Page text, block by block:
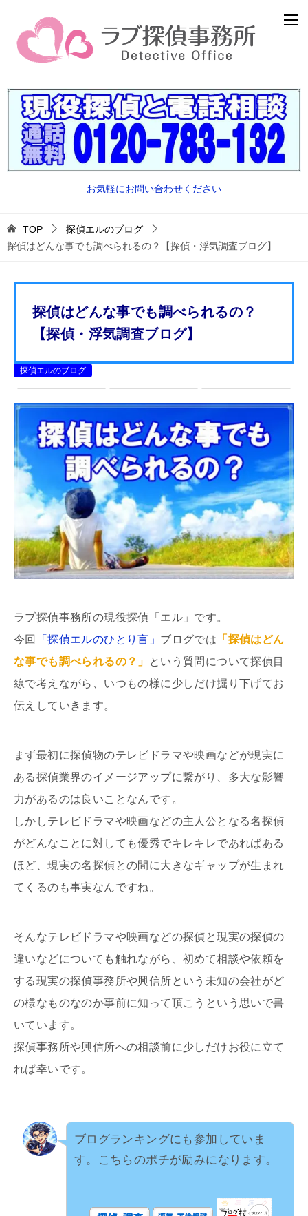
お気軽にお問い合わせください
TOP
探偵エルのブログ
探偵はどんな事でも調べられるの？【探偵・浮気調査ブログ】
探偵はどんな事でも調べられるの？
【探偵・浮気調査ブログ】
探偵エルのブログ
ラブ探偵事務所の現役探偵「エル」です。
今回
「探偵エルのひとり言」 ブログでは 「探偵はどん
な事でも調べられるの？」
という質問について探偵目
線で考えながら、いつもの様に少しだけ掘り下げてお
伝えしていきます。
まず最初に探偵物のテレビドラマや映画などが現実に
ある探偵業界のイメージアップに繋がり、多大な影響
力があるのは良いことなんです。
しかしテレビドラマや映画などの主人公となる名探偵
がどんなことに対しても優秀でキレキレであればある
ほど、現実の名探偵との間に大きなギャップが生まれ
てくるのも事実なんですね。
そんなテレビドラマや映画などの探偵と現実の探偵の
違いなどについても触れながら、初めて相談や依頼を
する現実の探偵事務所や興信所という未知の会社がど
の様なものなのか事前に知って頂こうという思いで書
いています。
探偵事務所や興信所への相談前に少しだけお役に立て
れば幸いです。
ブログランキングにも参加していま
す。こちらのポチが励みになります。